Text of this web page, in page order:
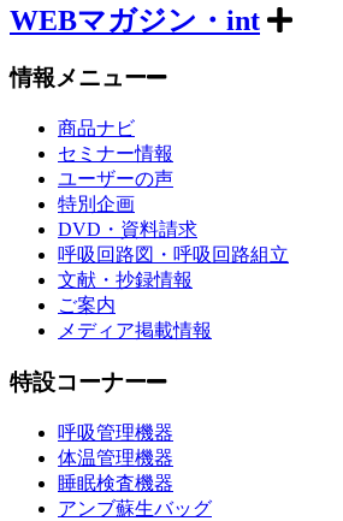
WEBマガジン・int
情報メニュー
商品ナビ
セミナー情報
ユーザーの声
特別企画
DVD・資料請求
呼吸回路図・呼吸回路組立
文献・抄録情報
ご案内
メディア掲載情報
特設コーナー
呼吸管理機器
体温管理機器
睡眠検査機器
アンブ蘇生バッグ